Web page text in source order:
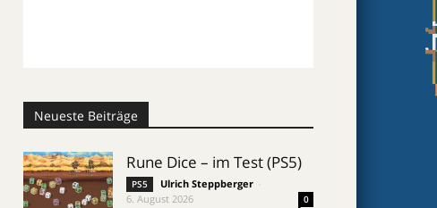
Neueste Beiträge
Rune Dice – im Test (PS5)
PS5 Ulrich Steppberger
6. August 2026
0